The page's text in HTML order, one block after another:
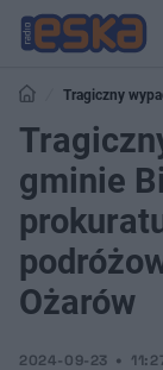
Tragiczny
Pojazdem podróżowali
gminie
Ożarów
2024-09-23